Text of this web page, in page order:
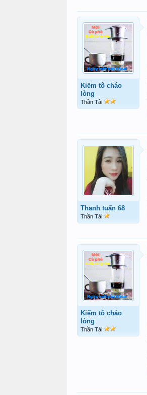
Kiếm tô cháo
lòng
Thần Tài
Thanh tuấn 68
Thần Tài
Kiếm tô cháo
lòng
Thần Tài